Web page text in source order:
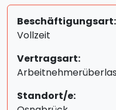
Beschäftigungsart:
Vollzeit
Vertragsart:
Standort/e: